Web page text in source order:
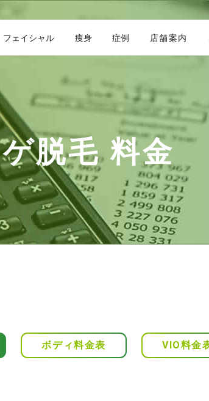
フェイシャル 痩身 症例 店舗案内
脱毛 料金
ボディ料金表 VIO料金